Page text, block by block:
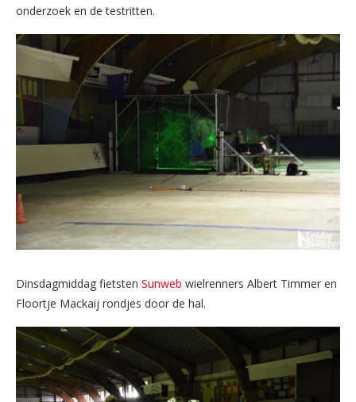
onderzoek en de testritten.
Dinsdagmiddag fietsten Sunweb wielrenners Albert Timmer en
Floortje Mackaij rondjes door de hal.